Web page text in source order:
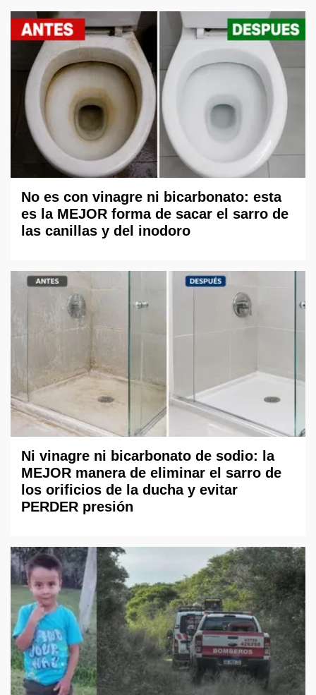
No es con vinagre ni bicarbonato: esta
es la MEJOR forma de sacar el sarro de
las canillas y del inodoro
Ni vinagre ni bicarbonato de sodio: la
MEJOR manera de eliminar el sarro de
los orificios de la ducha y evitar
PERDER presión